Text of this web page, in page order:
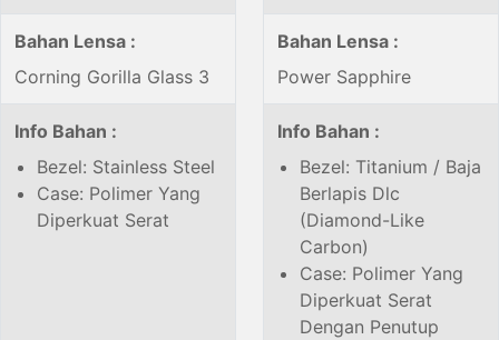
Bahan Lensa :
Corning Gorilla Glass 3
Bahan Lensa :
Power Sapphire
Info Bahan :
Bezel: Stainless Steel
Case: Polimer Yang
Diperkuat Serat
Info Bahan :
Bezel: Titanium / Baja
Berlapis Dlc
(Diamond-Like
Carbon)
Case: Polimer Yang
Diperkuat Serat
Dengan Penutup